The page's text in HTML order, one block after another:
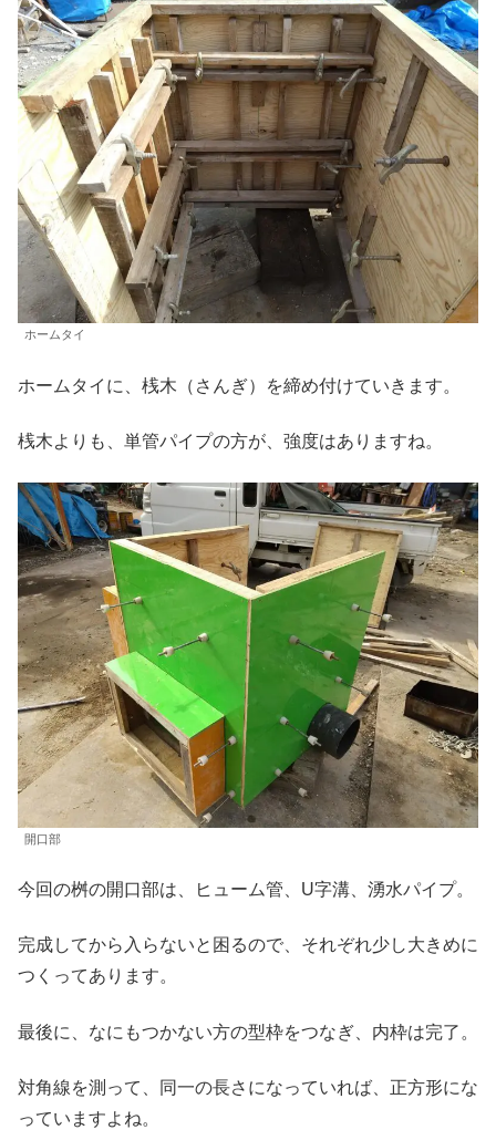
ホームタイ
ホームタイに、桟木（さんぎ）を締め付けていきます。
桟木よりも、単管パイプの方が、強度はありますね。
開口部
今回の桝の開口部は、ヒューム管、U字溝、湧水パイプ。
完成してから入らないと困るので、それぞれ少し大きめに
つくってあります。
最後に、なにもつかない方の型枠をつなぎ、内枠は完了。
対角線を測って、同一の長さになっていれば、正方形にな
っていますよね。